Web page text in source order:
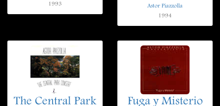
1993
Astor Piazzolla
1994
The Central Park
Fuga y Misterio